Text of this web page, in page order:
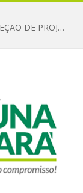
CHAMAMENTO PÚBLICO Nº 01/2026 – SELEÇÃO DE PROJETOS PARA FIRMAR TERMO DE EXECUÇÃO CULTURAL COM RECURSOS DA POLÍTICA NACIONAL ALDIR BLANC DE FOMENTO À CULTURA – PNAB (LEI Nº 14.399/2022)